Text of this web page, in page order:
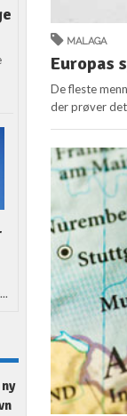
MALAGA
Europas
De fleste
der prøver